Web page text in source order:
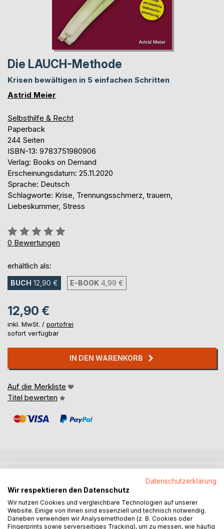
Die LAUCH-Methode
Krisen bewältigen in 5 einfachen Schritten
Astrid Meier
Selbsthilfe & Recht
Paperback
244 Seiten
ISBN-13: 9783751980906
Verlag: Books on Demand
Erscheinungsdatum: 25.11.2020
Sprache: Deutsch
Schlagworte: Krise, Trennungsschmerz, trauern,
Liebeskummer, Stress
Bewertung::
0%
0 Bewertungen
erhältlich als:
BUCH 12,90 € E-BOOK 4,99 €
12,90 €
inkl. MwSt. / portofrei
sofort verfügbar
IN DEN WARENKORB
Auf die Merkliste
Titel bewerten
Hast du gerade einen geliebten Menschen verloren?
Leidest du unter Trauer, Stress, Einsamkeit oder
Trennungsschmerz? Bist du mit der aktuellen Situation
Datenschutzerklärung
Wir respektieren den Datenschutz
Wir nutzen Cookies und vergleichbare Technologien auf unserer
Website. Einige von ihnen sind essenziell und technisch notwendig.
Daneben verwenden wir Analysemethoden (z. B. Cookies oder
Fingerprints sowie serverseitiges Tracking), um zu messen, wie häufig